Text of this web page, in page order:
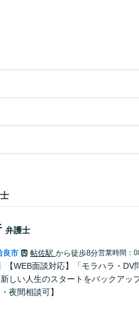
弁護士
良市 帖佐駅 から徒歩8分営業時間：
【WEB面談対応】「モラハラ・
しい人生のスタートをバックアッ
夜間相談可】